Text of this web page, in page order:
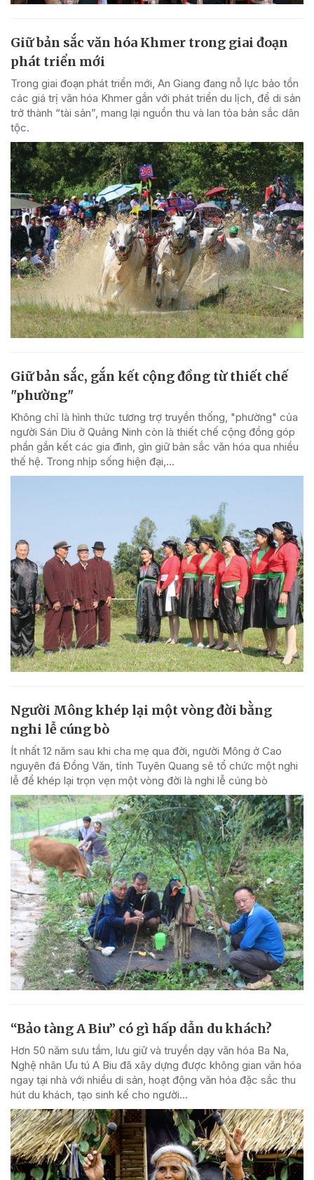
Giữ bản sắc văn hóa Khmer trong giai đoạn
phát triển mới
Trong giai đoạn phát triển mới, An Giang đang nỗ lực bảo tồn
các giá trị văn hóa Khmer gắn với phát triển du lịch, để di sản
trở thành “tài sản”, mang lại nguồn thu và lan tỏa bản sắc dân
tộc.
Giữ bản sắc, gắn kết cộng đồng từ thiết chế
"phường"
Không chỉ là hình thức tương trợ truyền thống, "phường" của
người Sán Dìu ở Quảng Ninh còn là thiết chế cộng đồng góp
phần gắn kết các gia đình, gìn giữ bản sắc văn hóa qua nhiều
thế hệ. Trong nhịp sống hiện đại,...
Người Mông khép lại một vòng đời bằng
nghi lễ cúng bò
Ít nhất 12 năm sau khi cha mẹ qua đời, người Mông ở Cao
nguyên đá Đồng Văn, tỉnh Tuyên Quang sẽ tổ chức một nghi
lễ để khép lại trọn vẹn một vòng đời là nghi lễ cúng bò
“Bảo tàng A Biu” có gì hấp dẫn du khách?
Hơn 50 năm sưu tầm, lưu giữ và truyền dạy văn hóa Ba Na,
Nghệ nhân Ưu tú A Biu đã xây dựng được không gian văn hóa
ngay tại nhà với nhiều di sản, hoạt động văn hóa đặc sắc thu
hút du khách, tạo sinh kế cho người...